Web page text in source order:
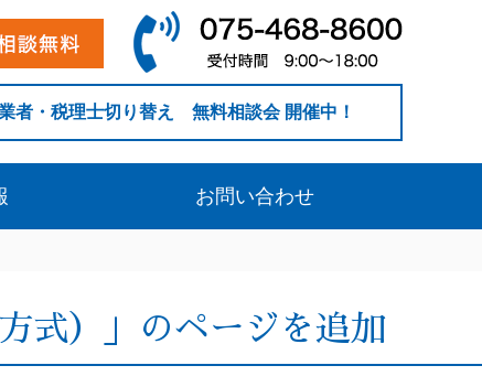
者・税理士切り替え 無料相談会 開催中！
お問い合わせ
式）」のページを追加